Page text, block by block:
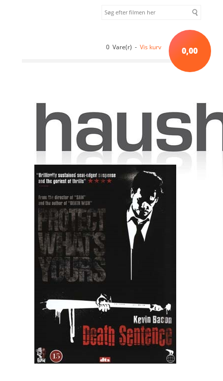
0 Vare(r) - Vis kurv 0,00
Death Sentence (2007) [DVD]